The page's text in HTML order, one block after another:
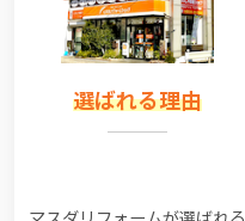
選ばれる理由